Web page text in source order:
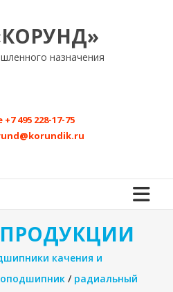
назначения
+7 495 228-17-75
ПРОДУКЦИИ
качения и
/ радиальный